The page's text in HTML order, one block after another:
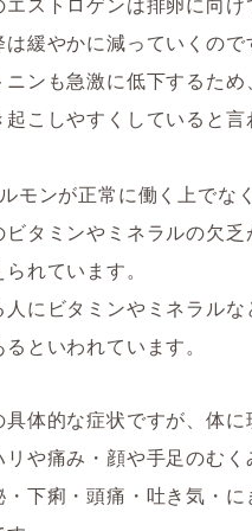
緩やかに減っていくので
ンも急激に低下するため
こしやすくしていると言
モンが正常に働く上でな
ビタミンやミネラルの欠乏
れています。
にビタミンやミネラルな
といわれています。
体的な症状ですが、体に
や痛み・顔や手足のむく
下痢・頭痛・吐き気・に